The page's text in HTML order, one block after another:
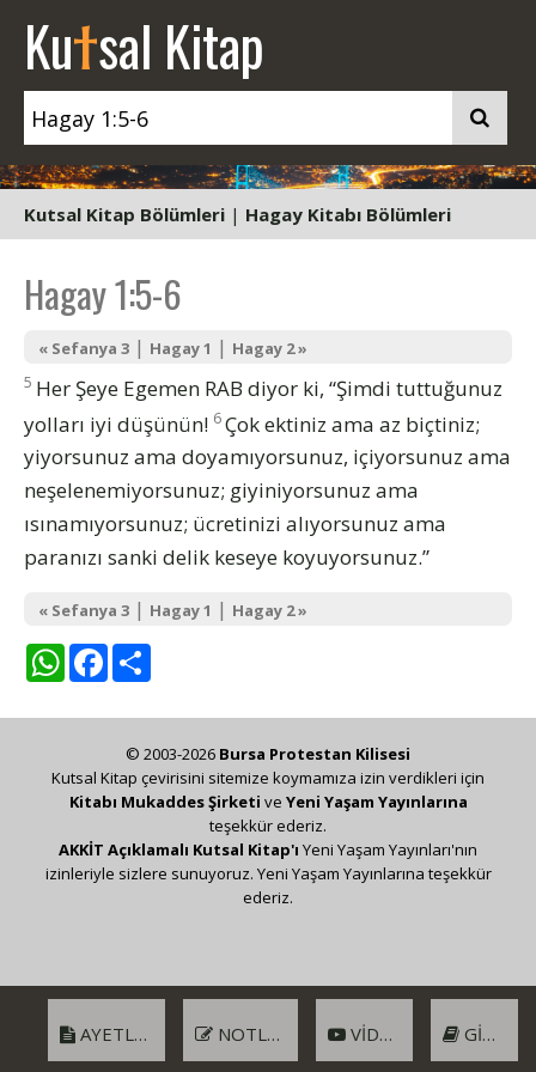
Kutsal Kitap
Kutsal Kitap Bölümleri | Hagay Kitabı Bölümleri
Hagay 1:5-6
« Sefanya 3 | Hagay 1 | Hagay 2 »
5 Her Şeye Egemen RAB diyor ki, “Şimdi tuttuğunuz
yolları iyi düşünün! 6Çok ektiniz ama az biçtiniz;
yiyorsunuz ama doyamıyorsunuz, içiyorsunuz ama
neşelenemiyorsunuz; giyiniyorsunuz ama
ısınamıyorsunuz; ücretinizi alıyorsunuz ama
paranızı sanki delik keseye koyuyorsunuz.”
« Sefanya 3 | Hagay 1 | Hagay 2 »
WhatsAppFacebook
AYETLER NOTLAR VIDEO GIRIŞ
© 2003-2026 Bursa Protestan Kilisesi
Kutsal Kitap çevirisini sitemize koymamıza izin verdikleri için
Kitabı Mukaddes Şirketi ve Yeni Yaşam Yayınlarına
teşekkür ederiz.
AKKİT Açıklamalı Kutsal Kitap'ı Yeni Yaşam Yayınları'nın
izinleriyle sizlere sunuyoruz. Yeni Yaşam Yayınlarına teşekkür
ederiz.